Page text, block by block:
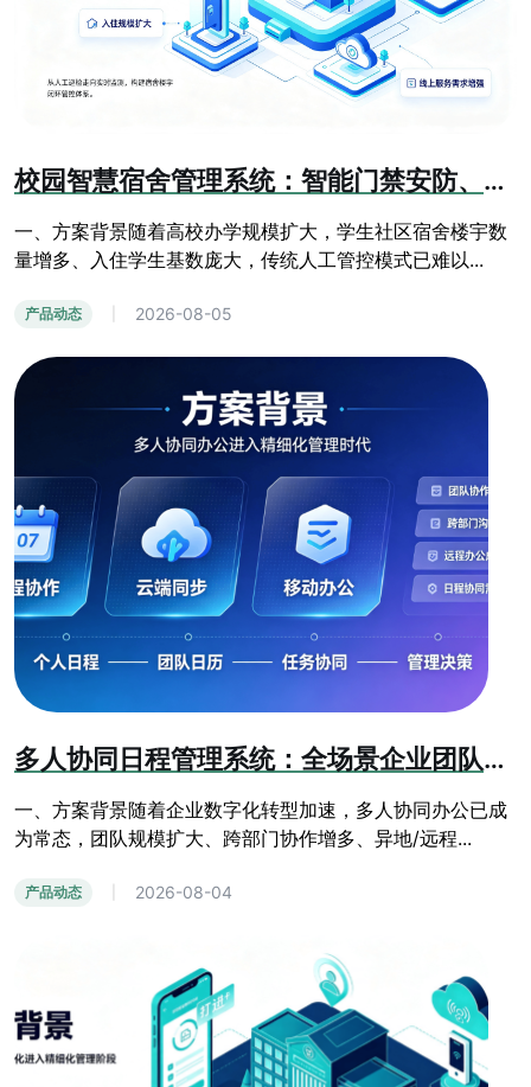
校园智慧宿舍管理系统：智能门禁安防、线上报修、人员信息化管控方案
一、方案背景随着高校办学规模扩大，学生社区宿舍楼宇数
量增多、入住学生基数庞大，传统人工管控模式已难以...
产品动态 2026-08-05
多人协同日程管理系统：全场景企业团队办公日程管控方案
一、方案背景随着企业数字化转型加速，多人协同办公已成
为常态，团队规模扩大、跨部门协作增多、异地/远程...
产品动态 2026-08-04